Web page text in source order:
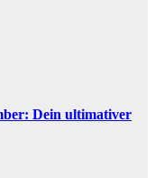
Dein ultimativer